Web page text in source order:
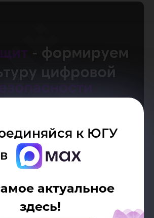
к ЮГУ
в
актуальное
здесь!
02.06.2026
Югорского